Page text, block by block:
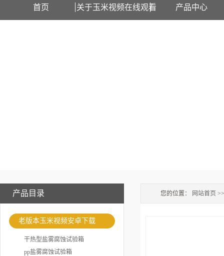
首页 关于玉米视频在线观看 产品中心
产品目录
老版本玉米视频安卓下载
干热型盐雾腐蚀试验箱
pp盐雾腐蚀试验箱
您的位置： 网站首页